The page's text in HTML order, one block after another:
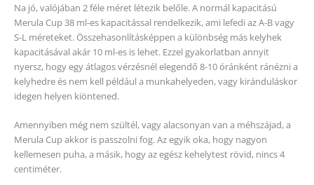
Na jó, valójában 2 féle méret létezik belőle. A normál kapacitású
Merula Cup 38 ml-es kapacitással rendelkezik, ami lefedi az A-B vagy
S-L méreteket. Összehasonlításképpen a különbség más kelyhek
kapacitásával akár 10 ml-es is lehet. Ezzel gyakorlatban annyit
nyersz, hogy egy átlagos vérzésnél elegendő 8-10 óránként ránézni a
kelyhedre és nem kell például a munkahelyeden, vagy kiránduláskor
idegen helyen kiöntened.
Amennyiben még nem szültél, vagy alacsonyan van a méhszájad, a
Merula Cup akkor is passzolni fog. Az egyik oka, hogy nagyon
kellemesen puha, a másik, hogy az egész kehelytest rövid, nincs 4
centiméter.